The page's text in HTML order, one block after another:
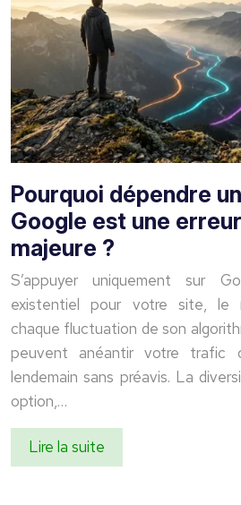
Pourquoi dépendre
Google est une
majeure ?
S’appuyer uniquement sur
existentiel pour votre site, le
chaque fluctuation de son
peuvent anéantir votre trafic
lendemain sans préavis. La
option,…
Lire la suite